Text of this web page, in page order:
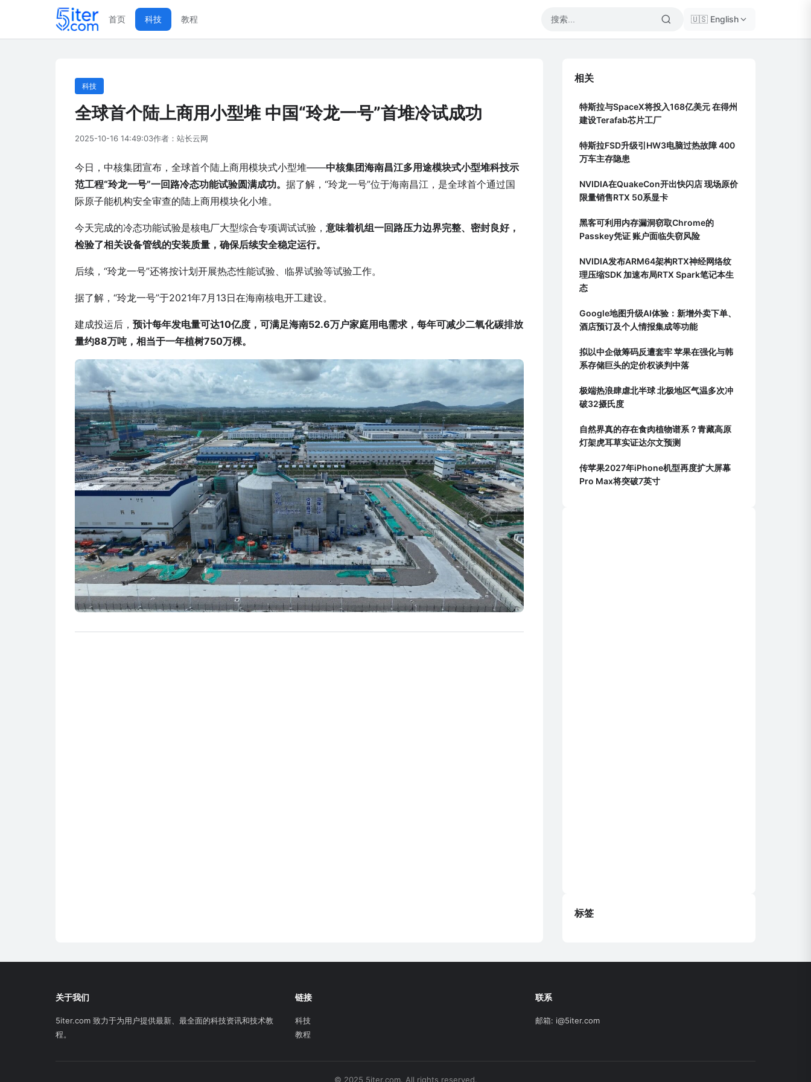
首页 科技 教程 🇺🇸 English
科技
全球首个陆上商用小型堆 中国“玲龙一号”首堆冷试成功
2025-10-16 14:49:03作者：站长云网
今日，中核集团宣布，全球首个陆上商用模块式小型堆——中核集团海南昌江多用途模块式小型堆科技示
范工程“玲龙一号”一回路冷态功能试验圆满成功。 据了解，“玲龙一号”位于海南昌江，是全球首个通过国
际原子能机构安全审查的陆上商用模块化小堆。
今天完成的冷态功能试验是核电厂大型综合专项调试试验， 意味着机组一回路压力边界完整、密封良好，
检验了相关设备管线的安装质量，确保后续安全稳定运行。
后续，“玲龙一号”还将按计划开展热态性能试验、临界试验等试验工作。
据了解，“玲龙一号”于2021年7月13日在海南核电开工建设。
建成投运后， 预计每年发电量可达10亿度，可满足海南52.6万户家庭用电需求，每年可减少二氧化碳排放
量约88万吨，相当于一年植树750万棵。
相关
特斯拉与SpaceX将投入168亿美元 在得州
建设Terafab芯片工厂
特斯拉FSD升级引HW3电脑过热故障 400
万车主存隐患
NVIDIA在QuakeCon开出快闪店 现场原价
限量销售RTX 50系显卡
黑客可利用内存漏洞窃取Chrome的
Passkey凭证 账户面临失窃风险
NVIDIA发布ARM64架构RTX神经网络纹
理压缩SDK 加速布局RTX Spark笔记本生
态
Google地图升级AI体验：新增外卖下单、
酒店预订及个人情报集成等功能
拟以中企做筹码反遭套牢 苹果在强化与韩
系存储巨头的定价权谈判中落
极端热浪肆虐北半球 北极地区气温多次冲
破32摄氏度
自然界真的存在食肉植物谱系？青藏高原
灯架虎耳草实证达尔文预测
传苹果2027年iPhone机型再度扩大屏幕
Pro Max将突破7英寸
标签
关于我们
5iter.com 致力于为用户提供最新、最全面的科技资讯和技术教
程。
链接
科技
教程
联系
邮箱: i@5iter.com
© 2025 5iter.com. All rights reserved.